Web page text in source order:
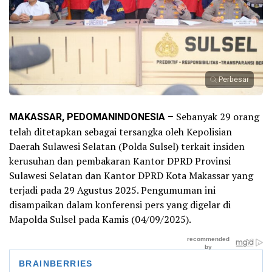
Perbesar
MAKASSAR, PEDOMANINDONESIA – Sebanyak 29 orang
telah ditetapkan sebagai tersangka oleh Kepolisian
Daerah Sulawesi Selatan (Polda Sulsel) terkait insiden
kerusuhan dan pembakaran Kantor DPRD Provinsi
Sulawesi Selatan dan Kantor DPRD Kota Makassar yang
terjadi pada 29 Agustus 2025. Pengumuman ini
disampaikan dalam konferensi pers yang digelar di
Mapolda Sulsel pada Kamis (04/09/2025).